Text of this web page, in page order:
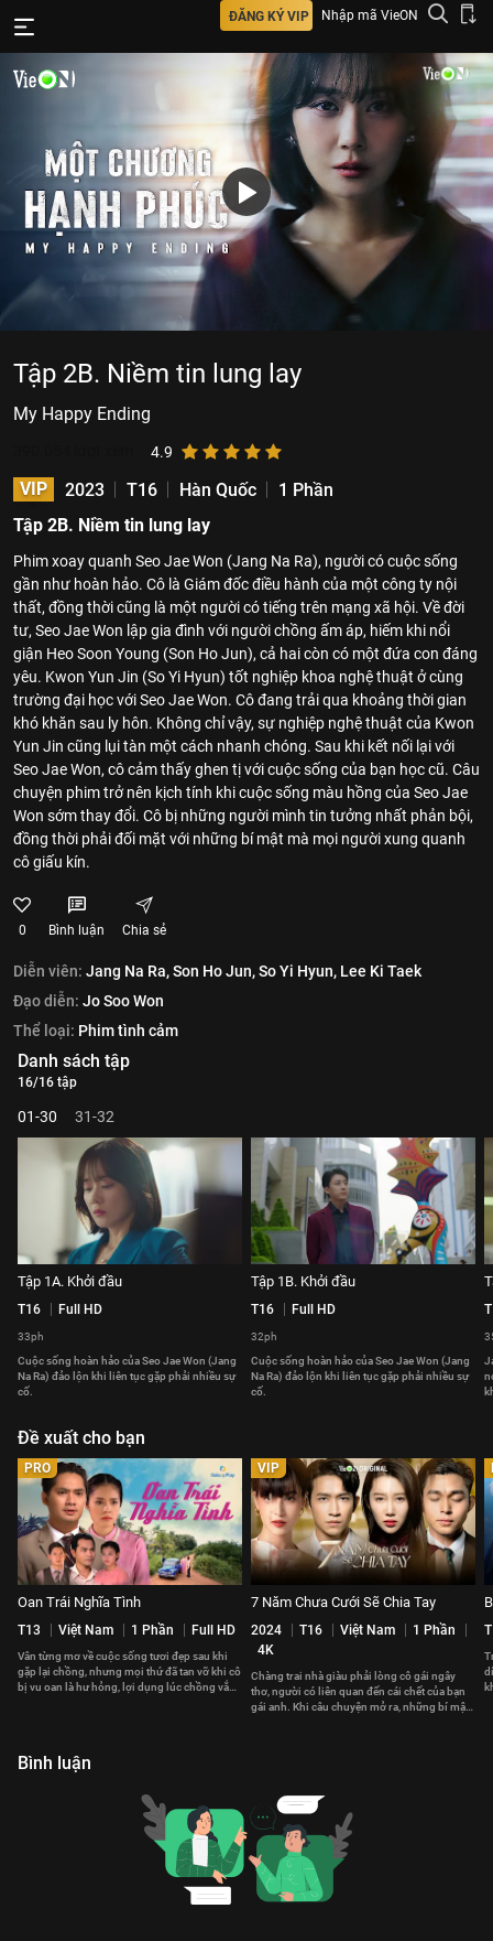
ĐĂNG KÝ VIP Nhập mã VieON
Tập 2B. Niềm tin lung lay
My Happy Ending
4.9
VIP 2023 T16 Hàn Quốc
1 Phần
Tập 2B. Niềm tin lung lay
Phim xoay quanh Seo Jae Won (Jang Na Ra), người có cuộc sống
gần như hoàn hảo. Cô là Giám đốc điều hành của một công ty nội
thất, đồng thời cũng là một người có tiếng trên mạng xã hội. Về đời
tư, Seo Jae Won lập gia đình với người chồng ấm áp, hiếm khi nổi
giận Heo Soon Young (Son Ho Jun), cả hai còn có một đứa con đáng
yêu. Kwon Yun Jin (So Yi Hyun) tốt nghiệp khoa nghệ thuật ở cùng
trường đại học với Seo Jae Won. Cô đang trải qua khoảng thời gian
khó khăn sau ly hôn. Không chỉ vậy, sự nghiệp nghệ thuật của Kwon
Yun Jin cũng lụi tàn một cách nhanh chóng. Sau khi kết nối lại với
Seo Jae Won, cô cảm thấy ghen tị với cuộc sống của bạn học cũ. Câu
chuyện phim trở nên kịch tính khi cuộc sống màu hồng của Seo Jae
Won sớm thay đổi. Cô bị những người mình tin tưởng nhất phản bội,
đồng thời phải đối mặt với những bí mật mà mọi người xung quanh
cô giấu kín.
0 Bình luận Chia sẻ
Diễn viên: Jang Na Ra,Son Ho Jun,So Yi Hyun, Lee Ki Taek
Đạo diễn: Jo Soo Won
Thể loại: Phim tình cảm
Danh sách tập
16/16 tập
01-30 31-32
Tập 1A. Khởi đầu
T16 Full HD
33ph
Cuộc sống hoàn hảo của Seo Jae Won (Jang
Na Ra) đảo lộn khi liên tục gặp phải nhiều sự
cố.
Tập 1B. Khởi đầu
T16 Full HD
32ph
Cuộc sống hoàn hảo của Seo Jae Won (Jang
Na Ra) đảo lộn khi liên tục gặp phải nhiều sự
cố.
Đề xuất cho bạn
PRO
Oan Trái Nghĩa Tình
T13 Việt Nam 1 Phần Full HD
Vân từng mơ về cuộc sống tươi đẹp sau khi
gặp lại chồng, nhưng mọi thứ đã tan vỡ khi cô
bị vu oan là hư hỏng, lợi dụng lúc chồng vắng
VIP
7 Năm Chưa Cưới Sẽ Chia Tay
2024 T16 Việt Nam
1 Phần
4K
Chàng trai nhà giàu phải lòng cô gái ngây
thơ, người có liên quan đến cái chết của bạn
gái anh. Khi câu chuyện mở ra, những bí mật
Bình luận